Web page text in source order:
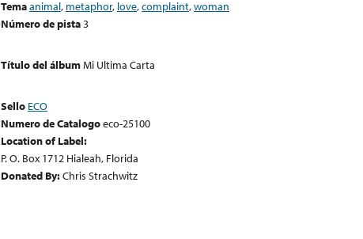
Temaanimal, metaphor, love,complaint,woman
Número de pista3
Título del álbumMi Ultima Carta
Sello ECO
Numero de Catalogoeco-25100
Location of Label:
P. O. Box 1712 Hialeah, Florida
Donated By:Chris Strachwitz